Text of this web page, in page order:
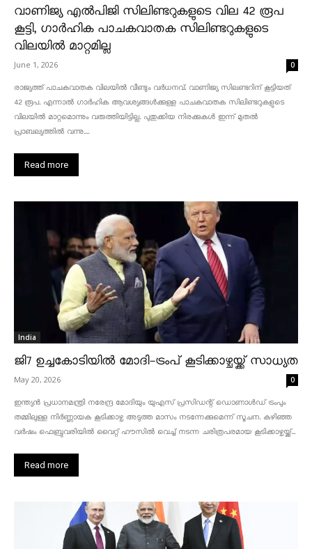
വാണിജ്യ എൽപിജി സിലിണ്ടറുകളുടെ വില 42 രൂപ
കൂട്ടി, ഗാർഹിക പാചകവാതക സിലിണ്ടറുകളുടെ
വിലയിൽ മാറ്റമില്ല
June 1, 2026 0
രാജ്യത്ത് പാചകവാതക വിലയിൽ വീണ്ടും വർധനവ്. വാണിജ്യ സിലണ്ടറിന് കൂട്ടിയത്
42 രൂപ. എന്നാൽ ഗാർഹിക ആവശ്യങ്ങൾക്കുള്ള പാചകവാതക സിലിണ്ടറുകളുടെ
വിലയിൽ മാറ്റമൊന്നും വരുത്തിയിട്ടില്ല. പുതുക്കിയ നിരക്കുകൾ ഇന്ന് മുതൽ
പ്രാബല്യത്തിൽ വന്നു....
Read more
India
ജി7 ഉച്ചകോടിയിൽ മോദി-ട്രംപ് കൂടിക്കാഴ്ചയ്ക്ക് സാധ്യത
May 20, 2026 0
ഇന്ത്യൻ പ്രധാനമന്ത്രി നരേന്ദ്ര മോദിയും യുഎസ് പ്രസിഡന്റ് ഡൊണാൾഡ് ട്രംപും
തമ്മിലുള്ള നിർണ്ണായക കൂടിക്കാഴ്ച അടുത്ത മാസം നടന്നേക്കുമെന്ന് സൂചന. കഴിഞ്ഞ
വർഷം ഫെബ്രുവരിയിൽ വൈറ്റ് ഹൗസിൽ വെച്ച് നടന്ന ചരിത്രപരമായ കൂടിക്കാഴ്ചയ്ക്ക്...
Read more